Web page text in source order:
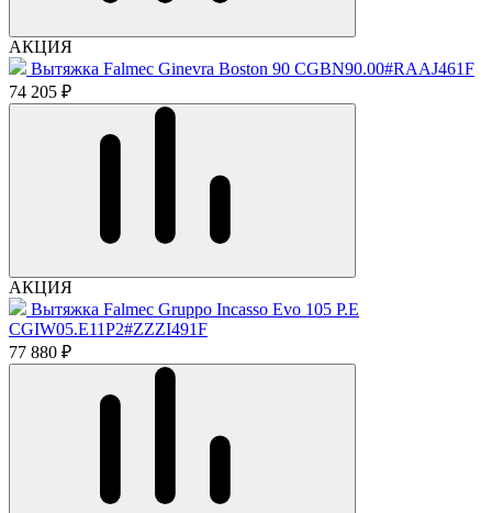
АКЦИЯ
Вытяжка Falmec Ginevra Boston 90 CGBN90.00#RAAJ461F
74 205 ₽
АКЦИЯ
Вытяжка Falmec Gruppo Incasso Evo 105 P.E
CGIW05.E11P2#ZZZI491F
77 880 ₽